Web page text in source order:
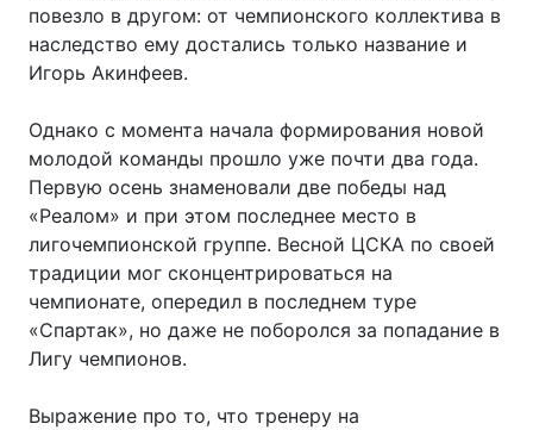
повезло в другом: от чемпионского коллектива в
наследство ему достались только название и
Игорь Акинфеев.
Однако с момента начала формирования новой
молодой команды прошло уже почти два года.
Первую осень знаменовали две победы над
«Реалом» и при этом последнее место в
лигочемпионской группе. Весной ЦСКА по своей
традиции мог сконцентрироваться на
чемпионате, опередил в последнем туре
«Спартак», но даже не поборолся за попадание в
Лигу чемпионов.
Выражение про то, что тренеру на